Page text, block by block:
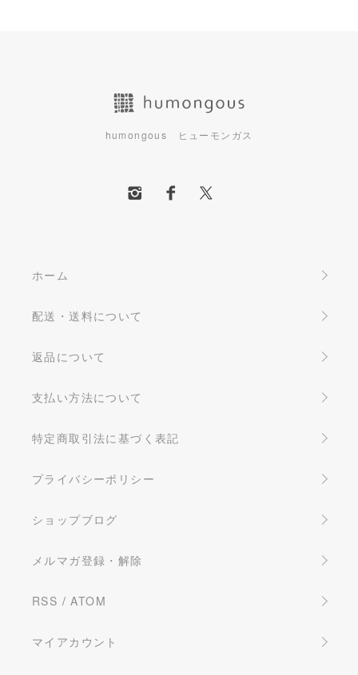
humongous ヒューモンガス
ホーム
配送・送料について
返品について
支払い方法について
特定商取引法に基づく表記
プライバシーポリシー
ショップブログ
メルマガ登録・解除
RSS /ATOM
マイアカウント